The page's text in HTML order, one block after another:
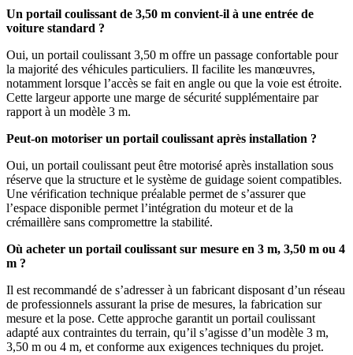
Un portail coulissant de 3,50 m convient-il à une entrée de
voiture standard ?
Oui, un portail coulissant 3,50 m offre un passage confortable pour
la majorité des véhicules particuliers. Il facilite les manœuvres,
notamment lorsque l’accès se fait en angle ou que la voie est étroite.
Cette largeur apporte une marge de sécurité supplémentaire par
rapport à un modèle 3 m.
Peut-on motoriser un portail coulissant après installation ?
Oui, un portail coulissant peut être motorisé après installation sous
réserve que la structure et le système de guidage soient compatibles.
Une vérification technique préalable permet de s’assurer que
l’espace disponible permet l’intégration du moteur et de la
crémaillère sans compromettre la stabilité.
Où acheter un portail coulissant sur mesure en 3 m, 3,50 m ou 4
m ?
Il est recommandé de s’adresser à un fabricant disposant d’un réseau
de professionnels assurant la prise de mesures, la fabrication sur
mesure et la pose. Cette approche garantit un portail coulissant
adapté aux contraintes du terrain, qu’il s’agisse d’un modèle 3 m,
3,50 m ou 4 m, et conforme aux exigences techniques du projet.